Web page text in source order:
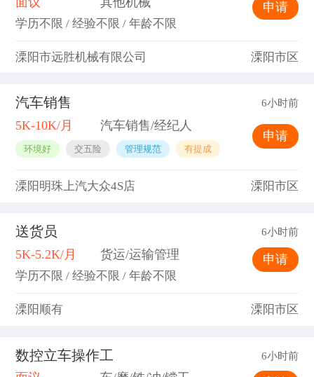
学历不限 / 经验不限 / 年龄不限
申请
溧阳市远胜机械有限公司 溧阳市区
汽车销售 6小时前
5K-10K/月 汽车销售/经纪人
环境好 交五险 管理规范 有提成
申请
溧阳明珠上汽大众4S店 溧阳市区
送货员 6小时前
5K-5.2K/月 货运/运输管理
学历不限 / 经验不限 / 年龄不限
申请
溧阳顺有 溧阳市区
数控立车操作工 6小时前